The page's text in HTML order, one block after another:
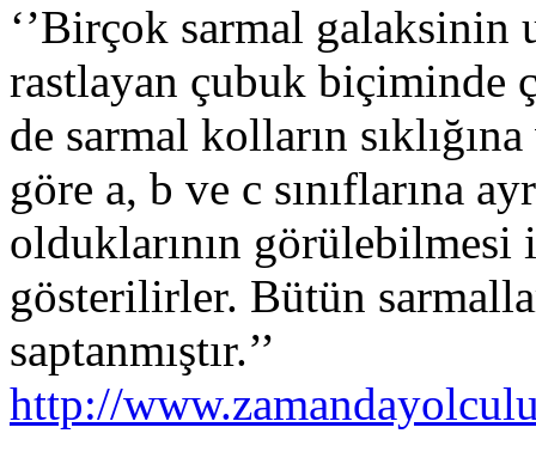
‘’Birçok sarmal galaksinin
rastlayan çubuk biçiminde
de sarmal kolların
göre a, b ve c sınıflarına
olduklarının
gösterilirler. Bütün
saptanmıştır.’’
http://